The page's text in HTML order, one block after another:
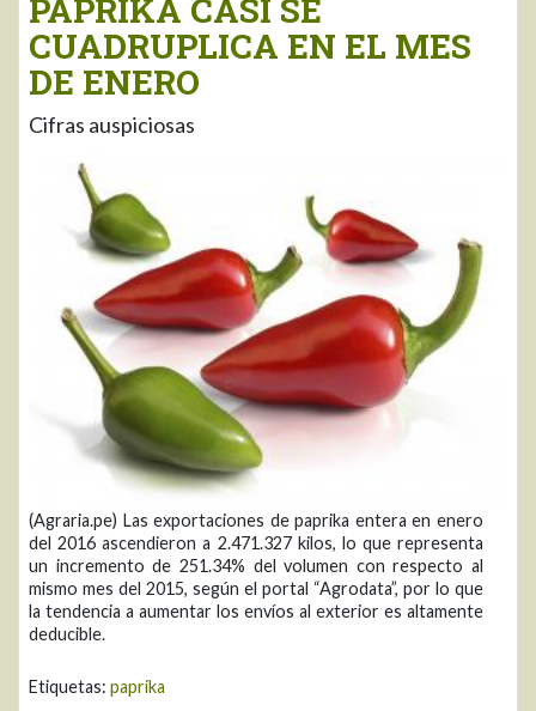
PÁPRIKA CASI SE
CUADRUPLICA EN EL MES
DE ENERO
Cifras auspiciosas
(Agraria.pe) Las exportaciones de paprika entera en enero
del 2016 ascendieron a 2.471.327 kilos, lo que representa
un incremento de 251.34% del volumen con respecto al
mismo mes del 2015, según el portal “Agrodata”, por lo que
la tendencia a aumentar los envíos al exterior es altamente
deducible.
Etiquetas: paprika